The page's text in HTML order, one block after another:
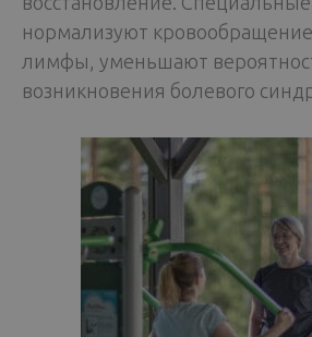
нормализуют
лимфы, уменьшают
возникновения болевого